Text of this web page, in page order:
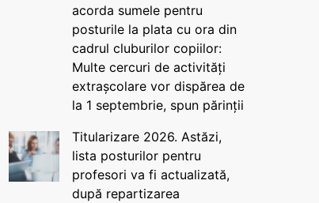
acorda sumele pentru
posturile la plata cu ora din
cadrul cluburilor copiilor:
Multe cercuri de activități
extrașcolare vor dispărea de
la 1 septembrie, spun părinții
Titularizare 2026. Astăzi,
lista posturilor pentru
profesori va fi actualizată,
după repartizarea